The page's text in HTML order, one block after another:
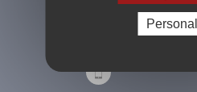
Campus 2 - 1 rue
14610